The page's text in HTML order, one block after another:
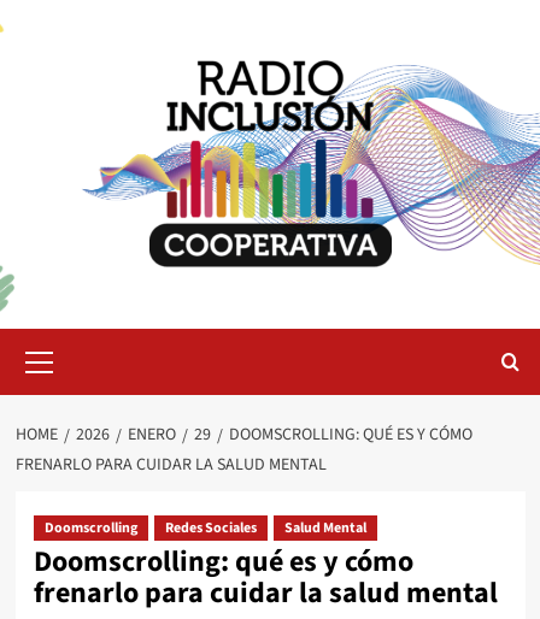
Menu
HOME 2026 ENERO 29
DOOMSCROLLING: QUÉ ES Y CÓMO
FRENARLO PARA CUIDAR LA SALUD MENTAL
Doomscrolling Redes Sociales Salud Mental
Doomscrolling: qué es y cómo
frenarlo para cuidar la salud mental